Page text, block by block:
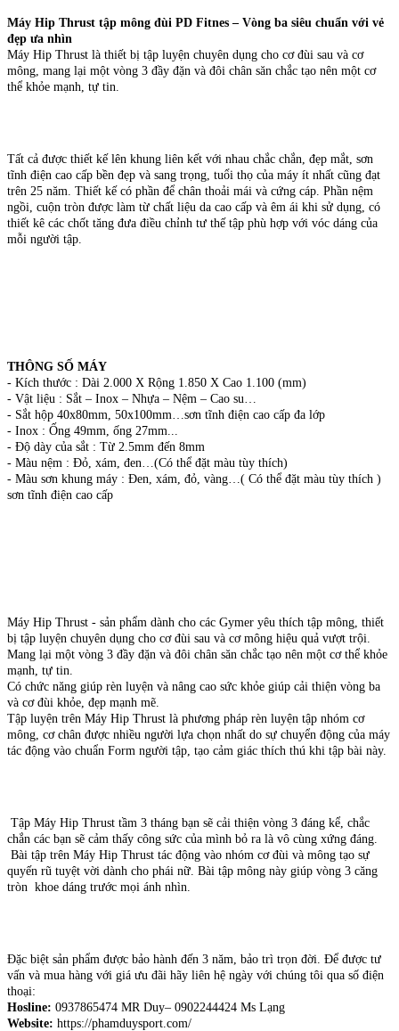
Máy Hip Thrust tập mông đùi PD Fitnes – Vòng ba siêu chuẩn với vẻ
đẹp ưa nhìn
Máy Hip Thrust là thiết bị tập luyện chuyên dụng cho cơ đùi sau và cơ
mông, mang lại một vòng 3 đầy đặn và đôi chân săn chắc tạo nên một cơ
thể khỏe mạnh, tự tin.
Tất cả được thiết kế lên khung liên kết với nhau chắc chắn, đẹp mắt, sơn
tĩnh điện cao cấp bền đẹp và sang trọng, tuổi thọ của máy ít nhất cũng đạt
trên 25 năm. Thiết kế có phần để chân thoải mái và cứng cáp. Phần nệm
ngồi, cuộn tròn được làm từ chất liệu da cao cấp và êm ái khi sử dụng, có
thiết kê các chốt tăng đưa điều chỉnh tư thế tập phù hợp với vóc dáng của
mỗi người tập.
THÔNG SỐ MÁY
- Kích thước : Dài 2.000 X Rộng 1.850 X Cao 1.100 (mm)
- Vật liệu : Sắt – Inox – Nhựa – Nệm – Cao su…
- Sắt hộp 40x80mm, 50x100mm…sơn tĩnh điện cao cấp đa lớp
- Inox : Ống 49mm, ống 27mm...
- Độ dày của sắt : Từ 2.5mm đến 8mm
- Màu nệm : Đỏ, xám, đen…(Có thể đặt màu tùy thích)
- Màu sơn khung máy : Đen, xám, đỏ, vàng…( Có thể đặt màu tùy thích )
sơn tĩnh điện cao cấp
Máy Hip Thrust - sản phẩm dành cho các Gymer yêu thích tập mông, thiết
bị tập luyện chuyên dụng cho cơ đùi sau và cơ mông hiệu quả vượt trội.
Mang lại một vòng 3 đầy đặn và đôi chân săn chắc tạo nên một cơ thể khỏe
mạnh, tự tin.
Có chức năng giúp rèn luyện và nâng cao sức khỏe giúp cải thiện vòng ba
và cơ đùi khỏe, đẹp mạnh mẽ.
Tập luyện trên Máy Hip Thrust là phương pháp rèn luyện tập nhóm cơ
mông, cơ chân được nhiều người lựa chọn nhất do sự chuyển động của máy
tác động vào chuẩn Form người tập, tạo cảm giác thích thú khi tập bài này.
Tập Máy Hip Thrust tầm 3 tháng bạn sẽ cải thiện vòng 3 đáng kể, chắc
chắn các bạn sẽ cảm thấy công sức của mình bỏ ra là vô cùng xứng đáng.
Bài tập trên Máy Hip Thrust tác động vào nhóm cơ đùi và mông tạo sự
quyến rũ tuyệt vời dành cho phái nữ. Bài tập mông này giúp vòng 3 căng
tròn khoe dáng trước mọi ánh nhìn.
Đặc biệt sản phẩm được bảo hành đến 3 năm, bảo trì trọn đời. Để được tư
vấn và mua hàng với giá ưu đãi hãy liên hệ ngày với chúng tôi qua số điện
thoại:
Hosline: 0937865474 MR Duy– 0902244424 Ms Lạng
Website: https://phamduysport.com/